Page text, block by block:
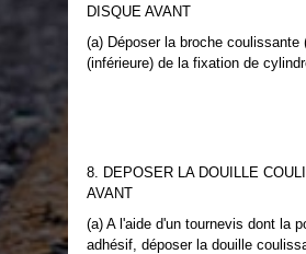
DISQUE AVANT
(a) Déposer la broche
(inférieure) de la fixation de
8. DEPOSER LA DOUILLE
AVANT
(a) A l'aide d'un tournevis dont la
adhésif, déposer la douille